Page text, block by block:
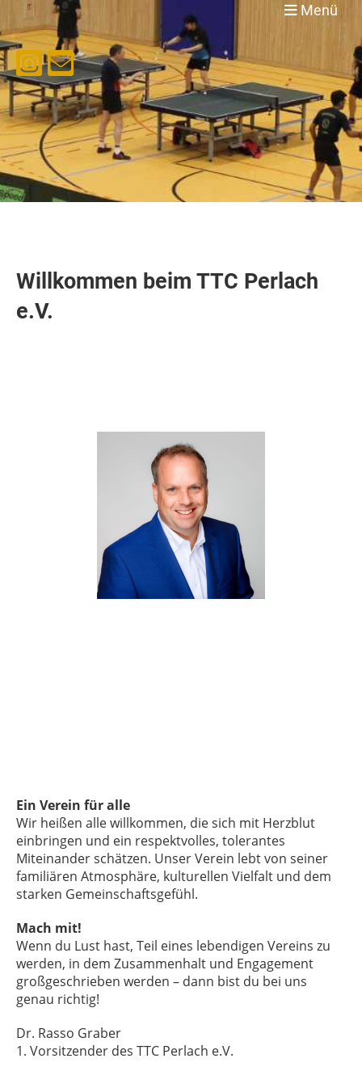
Menü
Willkommen beim TTC Perlach
e.V.
Ein Verein für alle
Wir heißen alle willkommen, die sich mit Herzblut
einbringen und ein respektvolles, tolerantes
Miteinander schätzen. Unser Verein lebt von seiner
familiären Atmosphäre, kulturellen Vielfalt und dem
starken Gemeinschaftsgefühl.
Mach mit!
Wenn du Lust hast, Teil eines lebendigen Vereins zu
werden, in dem Zusammenhalt und Engagement
großgeschrieben werden – dann bist du bei uns
genau richtig!
Dr. Rasso Graber
1. Vorsitzender des TTC Perlach e.V.